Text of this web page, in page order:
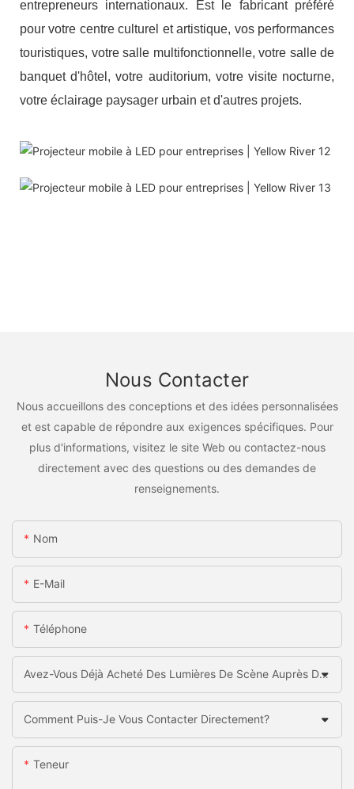
entrepreneurs internationaux. Est le fabricant préféré
pour votre centre culturel et artistique, vos performances
touristiques, votre salle multifonctionnelle, votre salle de
banquet d'hôtel, votre auditorium, votre visite nocturne,
votre éclairage paysager urbain et d'autres projets.
Nous Contacter
Nous accueillons des conceptions et des idées personnalisées
et est capable de répondre aux exigences spécifiques. Pour
plus d'informations, visitez le site Web ou contactez-nous
directement avec des questions ou des demandes de
renseignements.
Nom
E-Mail
Téléphone
Avez-Vous Déjà Acheté Des Lumières De Scène Auprès De La Chine?
Comment Puis-Je Vous Contacter Directement?
Teneur